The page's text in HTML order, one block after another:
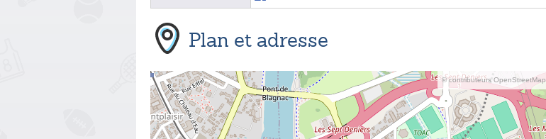
Plan et adresse
© contributeurs OpenStreetMap